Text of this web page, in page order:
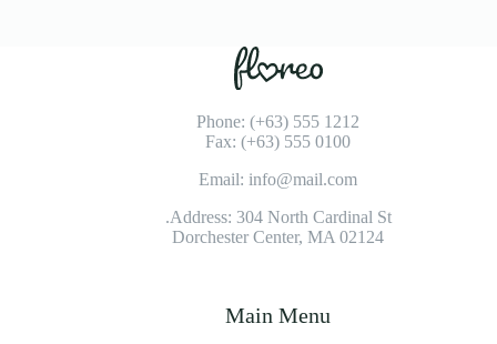
Phone: (+63) 555 1212
Fax: (+63) 555 0100
Email: info@mail.com
Address: 304 North Cardinal St.
Dorchester Center, MA 02124
Main Menu